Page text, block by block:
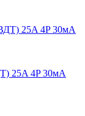
25A 4P 30мА